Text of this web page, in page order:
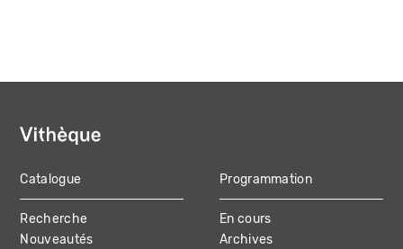
MAIN
NAVIGATION
Catalogue
Recherche
Nouveautés
Programmation
En cours
Archives